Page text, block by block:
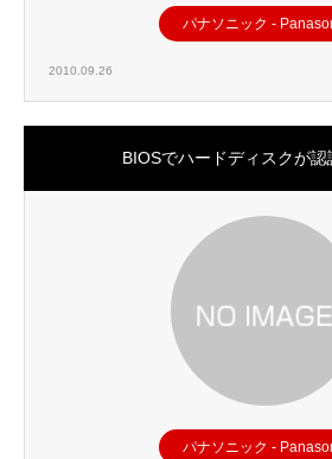
パナソニック -
2010.09.26
BIOSでハードディスクが認
パナソニック -